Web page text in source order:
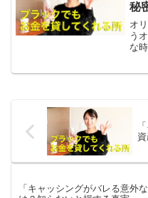
秘
オ
う
な
ス
ラ
「キャッシングがバレる意外